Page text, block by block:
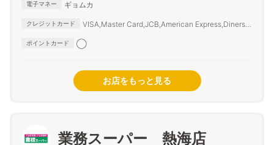
電子マネー ギョムカ
クレジットカード
VISA,Master Card,JCB,American Express,Diners
ポイントカード ◯
お店をもっと見る
業務スーパー 熱海店